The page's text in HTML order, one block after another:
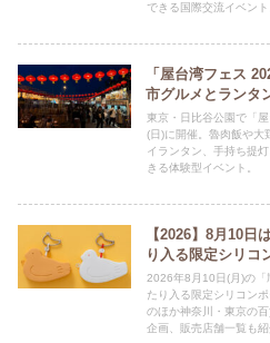
できる国際交流イベン
「屋台湾フェス
市グルメとランタ
東京・日比谷公園で「
(日)に開催。魯肉飯や大
イランタン、手持ち提
きる体験型イベント。
【2026】8月10日
り入る限定シリコ
2026年8月10日(月)の「
たり入る限定シリコン
のほか神奈川・東京の
企画、販売店舗一覧も紹